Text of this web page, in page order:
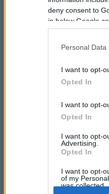
deny consent to
in below Google
Personal
I want to opt-
Opted In
I want to opt-
Opted In
I want to opt-
Advertising.
Opted In
I want to opt-
of my
was collected.